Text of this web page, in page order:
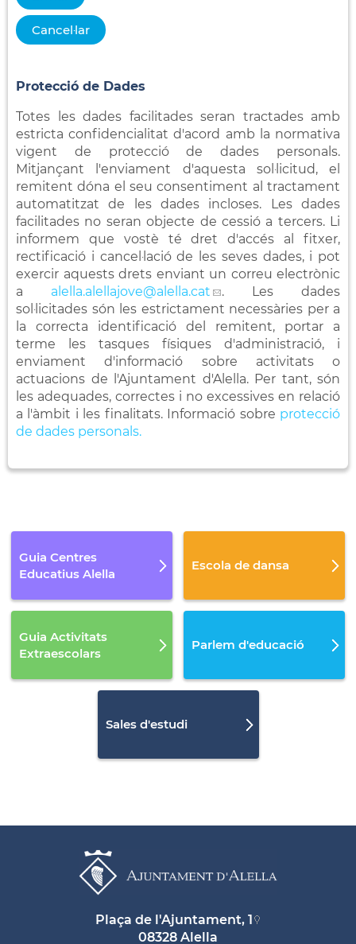
Protecció de Dades
Totes les dades facilitades seran tractades amb
estricta confidencialitat d'acord amb la normativa
vigent de protecció de dades personals.
Mitjançant l'enviament d'aquesta sol·licitud, el
remitent dóna el seu consentiment al tractament
automatitzat de les dades incloses. Les dades
facilitades no seran objecte de cessió a tercers. Li
informem que vostè té dret d'accés al fitxer,
rectificació i cancel·lació de les seves dades, i pot
exercir aquests drets enviant un correu electrònic
a alella.alellajove@alella.cat
. Les dades
sol·licitades són les estrictament necessàries per a
la correcta identificació del remitent, portar a
terme les tasques físiques d'administració, i
enviament d'informació sobre activitats o
actuacions de l'Ajuntament d'Alella. Per tant, són
les adequades, correctes i no excessives en relació
a l'àmbit i les finalitats. Informació sobre protecció
de dades personals.
Guia Centres
Educatius Alella
Escola de dansa
Guia Activitats
Extraescolars
Parlem d'educació
Sales d'estudi
Plaça de l'Ajuntament, 1
08328 Alella